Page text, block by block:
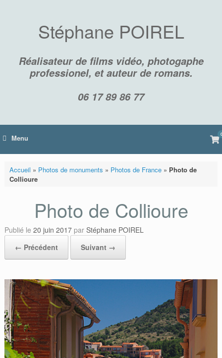
Stéphane POIREL
Réalisateur de films vidéo, photogaphe
professionel, et auteur de romans.
06 17 89 86 77
Menu 0
Accueil » Photos de monuments » Photos de France» Photo de
Collioure
Photo de Collioure
Publié le 20 juin 2017 par Stéphane POIREL
← Précédent
Suivant →